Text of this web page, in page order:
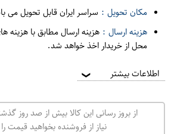
مکان تحویل : سراسر ایران قابل تحویل می
هزینه ارسال : هزینه ارسال مطابق با هزینه
محل از خریدار اخذ خواهد شد.
اطلاعات بیشتر ❯
از بروز رسانی این کالا بیش از صد روز
نیاز از فروشنده بخواهید قیمت